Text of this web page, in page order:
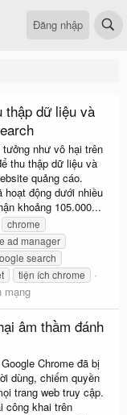
Đăng nhập
thập dữ liệu và
như vô hại trên
thu thập dữ liệu và
quảng cáo.
hoạt động dưới nhiều
khoảng 105.000...
chrome
ad manager
search
tiện ích chrome
mạng
âm thầm đánh
Chrome đã bị
dùng, chiếm quyền
trang web truy cập.
công khai trên